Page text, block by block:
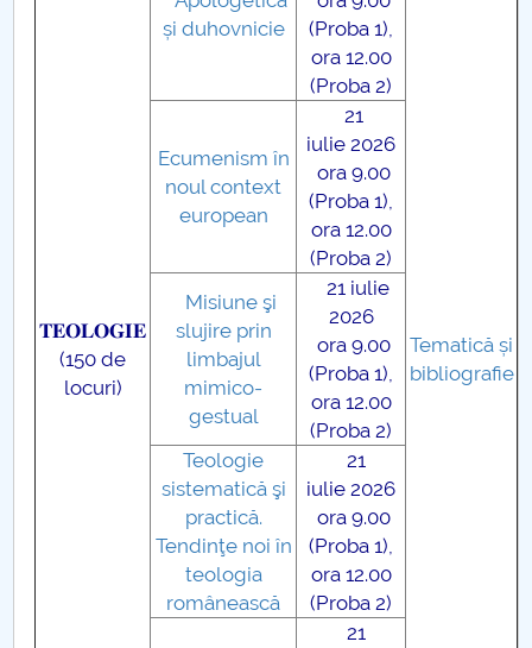
𝐓𝐄𝐎𝐋𝐎𝐆𝐈𝐄
(150 de
locuri)
și duhovnicie
(Proba 1),
ora 12.00
(Proba 2)
Tematică și
bibliografie
Ecumenism în
noul context
european
21
iulie 2026
ora 9.00
(Proba 1),
ora 12.00
(Proba 2)
Misiune şi
slujire prin
limbajul
mimico-
gestual
21 iulie
2026
ora 9.00
(Proba 1),
ora 12.00
(Proba 2)
Teologie
sistematică şi
practică.
Tendinţe noi în
teologia
românească
21
iulie 2026
ora 9.00
(Proba 1),
ora 12.00
(Proba 2)
21